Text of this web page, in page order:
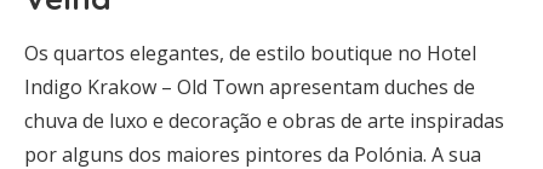
Os quartos elegantes, de estilo boutique no Hotel
Indigo Krakow – Old Town apresentam duches de
chuva de luxo e decoração e obras de arte inspiradas
por alguns dos maiores pintores da Polónia. A sua